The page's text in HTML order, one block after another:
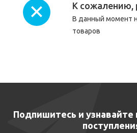
К сожалению,
В данный момент
товаров
Подпишитесь и